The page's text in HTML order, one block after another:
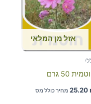
אזל מן המלאי
50 גרם
25.20 מחיר כולל מס